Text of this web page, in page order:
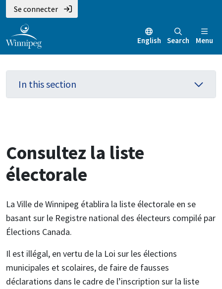
Aller
au
contenu
principal
Skip
to
main
menu
Skip
to
footer
Se connecter
English Search Menu
In this section
Consultez la liste
électorale
La Ville de Winnipeg établira la liste électorale en se
basant sur le Registre national des électeurs compilé par
Élections Canada.
Il est illégal, en vertu de la Loi sur les élections
municipales et scolaires, de faire de fausses
déclarations dans le cadre de l’inscription sur la liste